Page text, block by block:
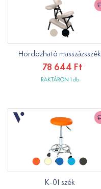
Hordozható masszázsszék
78 644 Ft
RAKTÁRON 1 db
K-01 szék